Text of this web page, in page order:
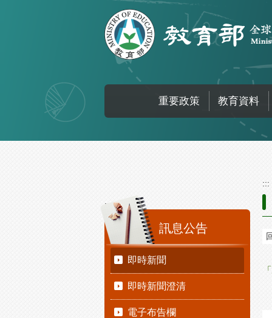
重要政策 教育資料
:::
訊息公告
即時新聞
即時新聞澄清
電子布告欄
:::